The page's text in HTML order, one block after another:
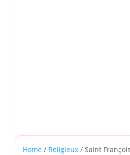
Home / Religieux / Saint